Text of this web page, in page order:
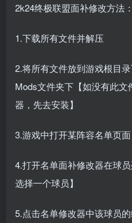
2k24终极联盟面补修改方法：
1.下载所有文件并解压
2.将所有文件放到游戏根目
Mods文件夹下【如没有此
器，先去安装】
3.游戏中打开某阵容名单页
4.打开名单面补修改器在球
选择一个球员】
5.点击名单修改器中该球员